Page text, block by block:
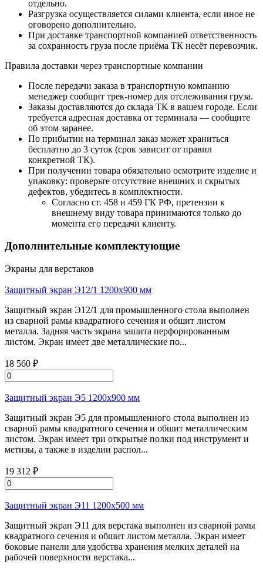
отдельно.
Разгрузка осуществляется силами клиента, если иное не
оговорено дополнительно.
При доставке транспортной компанией ответственность
за сохранность груза после приёма ТК несёт перевозчик.
Правила доставки через транспортные компании
После передачи заказа в транспортную компанию
менеджер сообщит трек-номер для отслеживания груза.
Заказы доставляются до склада ТК в вашем городе. Если
требуется адресная доставка от терминала — сообщите
об этом заранее.
По прибытии на терминал заказ может храниться
бесплатно до 3 суток (срок зависит от правил
конкретной ТК).
При получении товара обязательно осмотрите изделие и
упаковку: проверьте отсутствие внешних и скрытых
дефектов, убедитесь в комплектности.
Согласно ст. 458 и 459 ГК РФ, претензии к
внешнему виду товара принимаются только до
момента его передачи клиенту.
Дополнительные комплектующие
Экраны для верстаков
Защитный экран Э12/1 1200х900 мм
Защитный экран Э12/1 для промышленного стола выполнен
из сварной рамы квадратного сечения и обшит листом
металла. Задняя часть экрана зашита перфорированным
листом. Экран имеет две металлические по...
18 560 ₽
Защитный экран Э5 1200х900 мм
Защитный экран Э5 для промышленного стола выполнен из
сварной рамы квадратного сечения и обшит металлическим
листом. Экран имеет три открытые полки под инструмент и
метизы, а также в изделии распол...
19 312 ₽
Защитный экран Э11 1200х500 мм
Защитный экран Э11 для верстака выполнен из сварной рамы
квадратного сечения и обшит листом металла. Экран имеет
боковые панели для удобства хранения мелких деталей на
рабочей поверхности верстака...